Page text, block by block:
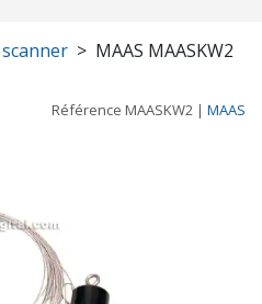
MAAS MAASKW2
Référence MAASKW2 | MAAS